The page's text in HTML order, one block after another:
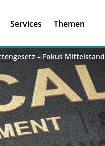
Services Themen
– Fokus Mittelstand